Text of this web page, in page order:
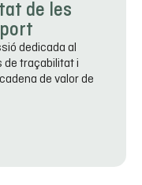
de les
dedicada al
de traçabilitat i
de valor de